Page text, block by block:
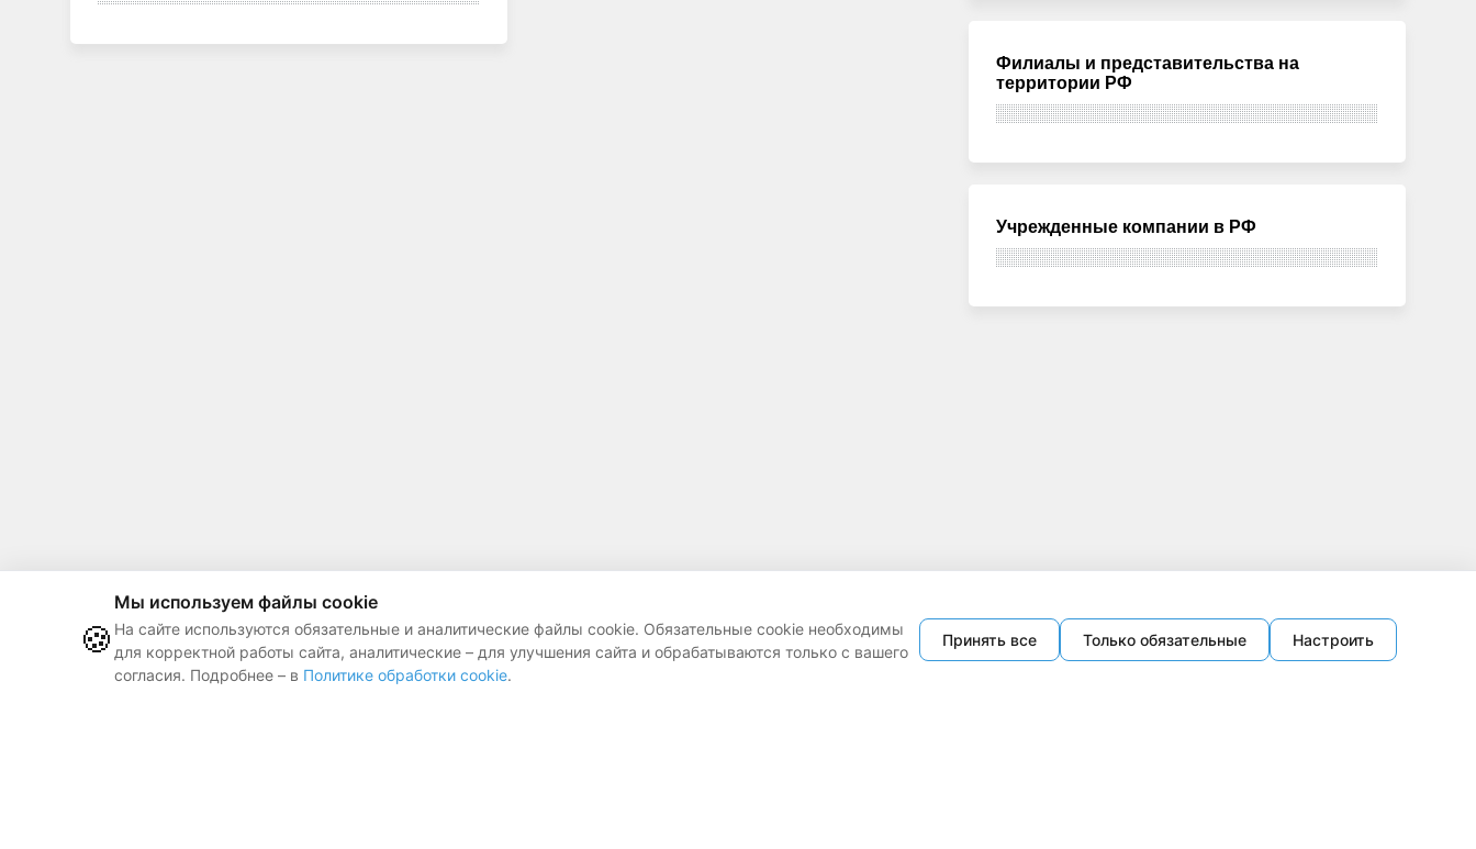
Филиалы и представительства на
территории РФ
Учрежденные компании в РФ
🍪
Мы используем файлы cookie
На сайте используются обязательные и аналитические файлы cookie. Обязательные cookie необходимы
для корректной работы сайта, аналитические – для улучшения сайта и обрабатываются только с вашего
согласия. Подробнее – в Политике обработки cookie.
Принять все Только обязательные Настроить